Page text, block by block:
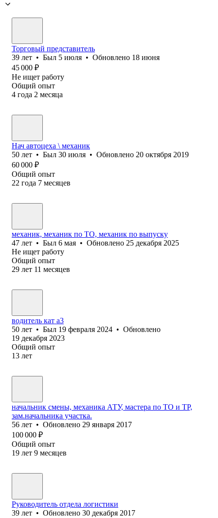
Торговый представитель
39 лет • Был 5 июля • Обновлено 18 июня
45 000 ₽
Не ищет работу
Общий опыт
4 года 2 месяца
Нач автоцеха \ механик
50 лет • Был 30 июля • Обновлено 20 октября 2019
60 000 ₽
Общий опыт
22 года 7 месяцев
механик, механик по ТО, механик по выпуску
47 лет • Был 6 мая • Обновлено 25 декабря 2025
Не ищет работу
Общий опыт
29 лет 11 месяцев
водитель кат а3
50 лет • Был 19 февраля 2024 • Обновлено
19 декабря 2023
Общий опыт
13 лет
начальник смены, механика АТУ, мастера по ТО и ТР,
зам.начальника участка.
56 лет • Обновлено 29 января 2017
100 000 ₽
Общий опыт
19 лет 9 месяцев
Руководитель отдела логистики
39 лет • Обновлено 30 декабря 2017